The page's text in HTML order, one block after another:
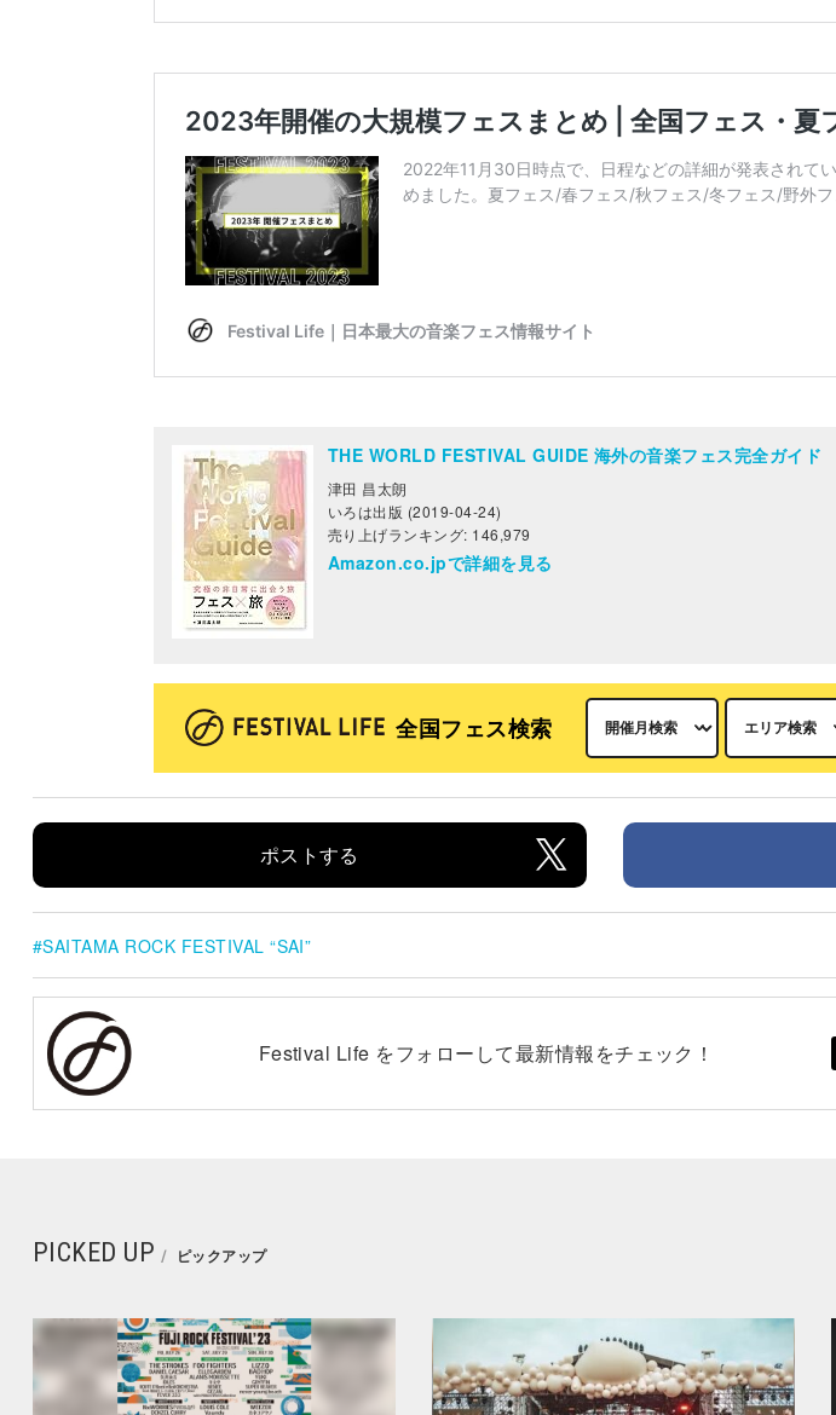
THE WORLD FESTIVAL GUIDE 海外の音楽フェス完全ガイド
津田 昌太朗
いろは出版 (2019-04-24)
売り上げランキング: 146,979
Amazon.co.jpで詳細を見る
全国フェス検索
ポストする
SAITAMA ROCK FESTIVAL “SAI”
Festival Life をフォローして最新情報をチェック！
PICKED UP ピックアップ